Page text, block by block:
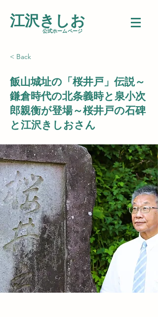
江沢きしお
​公式ホームページ
< Back
飯山城址の「桜井戸」伝説～
鎌倉時代の北条義時と泉小次
郎親衡が登場～桜井戸の石碑
と江沢きしおさん